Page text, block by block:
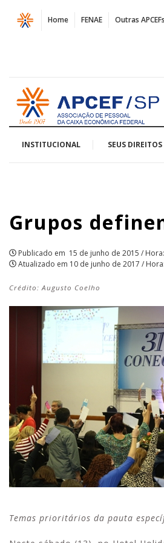
Página
Grupos
propostas
em
plenária
do
|
APCEF/SP
Home FENAE Outras APCEFs
Acessar
página
inicial
INSTITUCIONAL SEUS DIREITOS
Grupos
Publicado em 15 de junho de 2015 /
Atualizado em 10 de junho de 2017 /
Crédito: Augusto Coelho
Temas prioritários da pauta